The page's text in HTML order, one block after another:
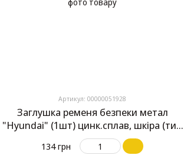
Артикул: 00000051928
Заглушка ременя безпеки метал
"Hyundai" (1шт) цинк.сплав, шкіра (тип
№2)
134 грн